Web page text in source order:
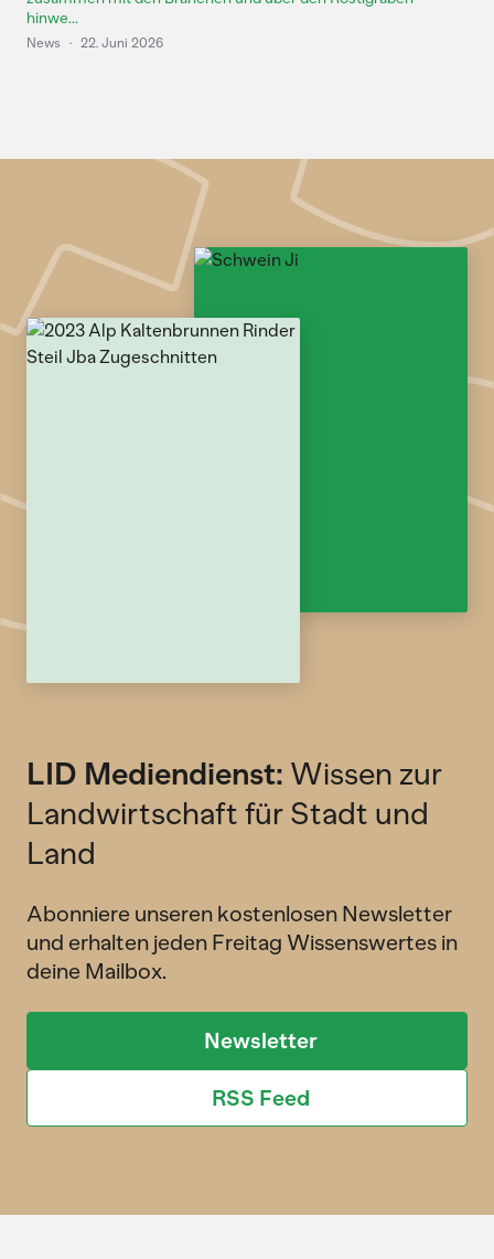
hinwe...
News · 22. Juni 2026
LID Mediendienst: Wissen zur
Landwirtschaft für Stadt und
Land
Abonniere unseren kostenlosen Newsletter
und erhalten jeden Freitag Wissenswertes in
deine Mailbox.
Newsletter
RSS Feed